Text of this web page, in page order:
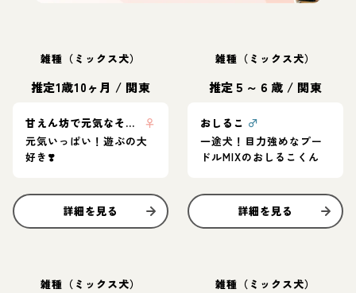
雑種（ミックス犬）
推定1歳10ヶ月 / 関東
甘えん坊で元気なそらちゃん❣️
♀
元気いっぱい！遊ぶの大
好き❣️
詳細を見る
雑種（ミックス犬）
推定５～６歳 / 関東
おしるこ ♂
一途犬！目力強めなプー
ドルMIXのおしるこくん
詳細を見る
雑種（ミックス犬） 雑種（ミックス犬）